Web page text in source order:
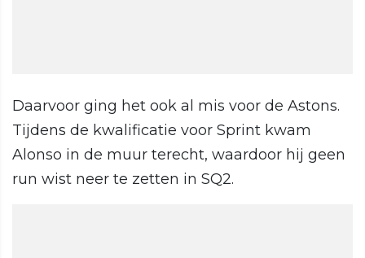
Daarvoor ging het ook al mis voor de Astons.
Tijdens de kwalificatie voor Sprint kwam
Alonso in de muur terecht, waardoor hij geen
run wist neer te zetten in SQ2.